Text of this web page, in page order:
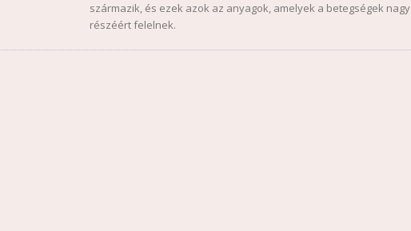
származik, és ezek azok az anyagok, amelyek a betegségek nagy
részéért felelnek.